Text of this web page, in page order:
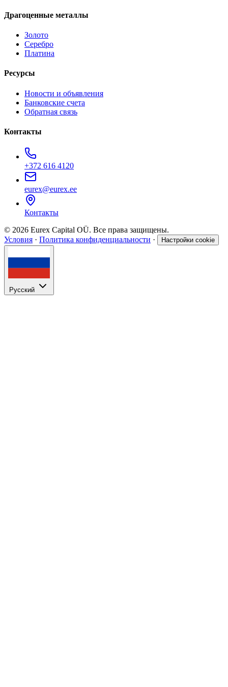
Драгоценные металлы
Золото
Серебро
Платина
Ресурсы
Новости и объявления
Банковские счета
Обратная связь
Контакты
+372 616 4120
eurex@eurex.ee
Контакты
© 2026 Eurex Capital OÜ. Все права защищены.
Условия · Политика конфиденциальности · Настройки cookie
Русский